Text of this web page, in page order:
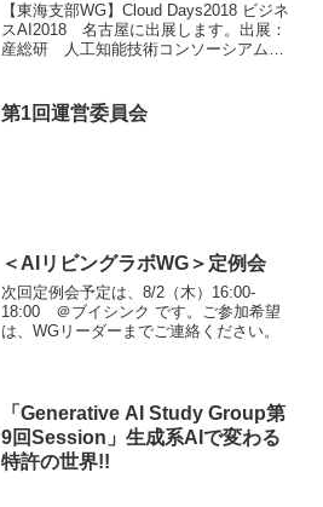
【東海支部WG】Cloud Days2018 ビジネ
スAI2018 名古屋に出展します。出展：
産総研 人工知能技術コンソーシアムセ
会館）主催：...
第1回運営委員会
＜AIリビングラボWG＞定例会
次回定例会予定は、8/2（木）16:00-
18:00 ＠ブイシンク です。ご参加希望
は、WGリーダーまでご連絡ください。
「Generative AI Study Group第
9回Session」生成系AIで変わる
特許の世界!!